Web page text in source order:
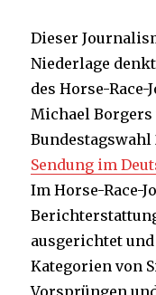
Dieser
Niederlage
des Horse-
Michael
Bundestagswahl
Sendung im
Im Horse-Race-
ausgerichtet
Kategorien von
Vorsprüngen